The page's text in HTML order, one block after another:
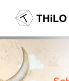
Escape